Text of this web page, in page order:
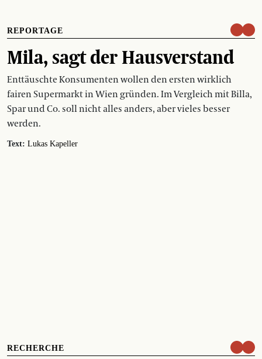
REPORTAGE
Mila, sagt der Hausverstand
Enttäuschte Konsumenten wollen den ersten wirklich
fairen Supermarkt in Wien gründen. Im Vergleich mit Billa,
Spar und Co. soll nicht alles anders, aber vieles besser
werden.
Text: Lukas Kapeller
RECHERCHE